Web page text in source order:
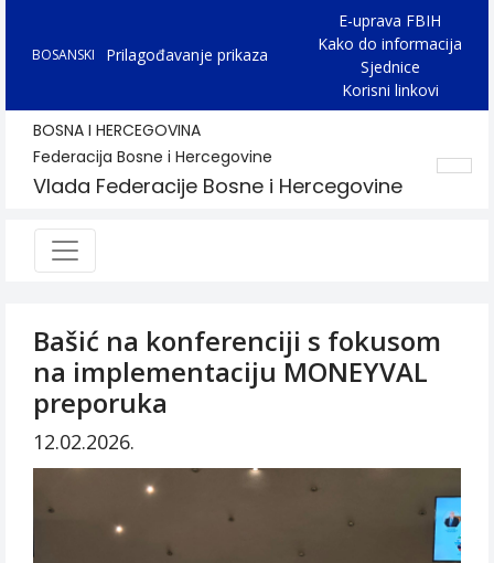
BOSANSKI Prilagođavanje prikaza
E-uprava FBIH
Kako do informacija
Sjednice
Korisni linkovi
BOSNA I HERCEGOVINA
Federacija Bosne i Hercegovine
Vlada Federacije Bosne i Hercegovine
Bašić na konferenciji s fokusom
na implementaciju MONEYVAL
preporuka
12.02.2026.